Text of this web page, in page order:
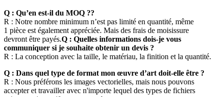
Q : Qu’en est-il du MOQ ??
R : Notre nombre minimum n’est pas limité en quantité, même
1 pièce est également appréciée. Mais des frais de moisissure
devront être payés.Q : Quelles informations dois-je vous
communiquer si je souhaite obtenir un devis ?
R : La conception avec la taille, le matériau, la finition et la quantité.
Q : Dans quel type de format mon œuvre d’art doit-elle être ?
R : Nous préférons les images vectorielles, mais nous pouvons
accepter et travailler avec n'importe lequel des types de fichiers